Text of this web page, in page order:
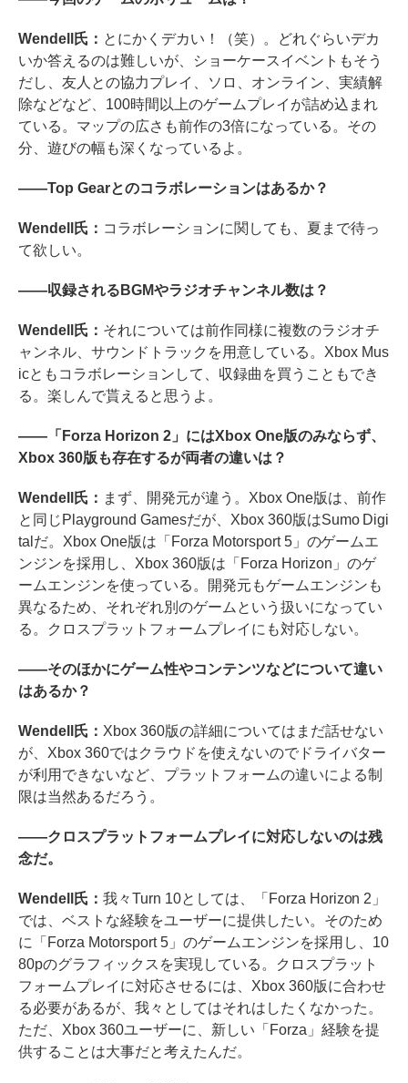
Wendell氏： とにかくデカい！（笑）。どれぐらいデカ
いか答えるのは難しいが、ショーケースイベントもそう
だし、友人との協力プレイ、ソロ、オンライン、実績解
除などなど、100時間以上のゲームプレイが詰め込まれ
ている。マップの広さも前作の3倍になっている。その
分、遊びの幅も深くなっているよ。
――Top Gearとのコラボレーションはあるか？
Wendell氏： コラボレーションに関しても、夏まで待っ
て欲しい。
――収録されるBGMやラジオチャンネル数は？
Wendell氏： それについては前作同様に複数のラジオチ
ャンネル、サウンドトラックを用意している。Xbox Mus
icともコラボレーションして、収録曲を買うこともでき
る。楽しんで貰えると思うよ。
――「Forza Horizon 2」にはXbox One版のみならず、
Xbox 360版も存在するが両者の違いは？
Wendell氏： まず、開発元が違う。Xbox One版は、前作
と同じPlayground Gamesだが、Xbox 360版はSumo Digi
talだ。Xbox One版は「Forza Motorsport 5」のゲームエ
ンジンを採用し、Xbox 360版は「Forza Horizon」のゲ
ームエンジンを使っている。開発元もゲームエンジンも
異なるため、それぞれ別のゲームという扱いになってい
る。クロスプラットフォームプレイにも対応しない。
――そのほかにゲーム性やコンテンツなどについて違い
はあるか？
Wendell氏： Xbox 360版の詳細についてはまだ話せない
が、Xbox 360ではクラウドを使えないのでドライバター
が利用できないなど、プラットフォームの違いによる制
限は当然あるだろう。
――クロスプラットフォームプレイに対応しないのは残
念だ。
Wendell氏： 我々Turn 10としては、「Forza Horizon 2」
では、ベストな経験をユーザーに提供したい。そのため
に「Forza Motorsport 5」のゲームエンジンを採用し、10
80pのグラフィックスを実現している。クロスプラット
フォームプレイに対応させるには、Xbox 360版に合わせ
る必要があるが、我々としてはそれはしたくなかった。
ただ、Xbox 360ユーザーに、新しい「Forza」経験を提
供することは大事だと考えたんだ。